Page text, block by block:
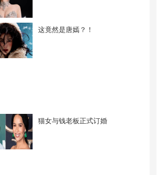
这竟然是唐嫣？！
猫女与钱老板正式订婚